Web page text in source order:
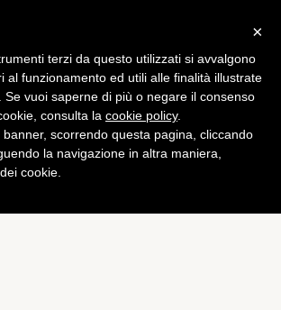
×
terzi da questo utilizzati si avvalgono
al funzionamento ed utili alle finalità illustrate
Se vuoi saperne di più o negare il consenso
consulta la cookie policy.
scorrendo questa pagina, cliccando
la navigazione in altra maniera,
cookie.